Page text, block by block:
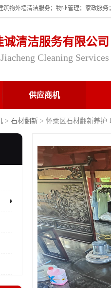
诚清洁服务有限公司
Cleaning
供应商机
> 石材翻新 > 怀柔区石材翻新养护